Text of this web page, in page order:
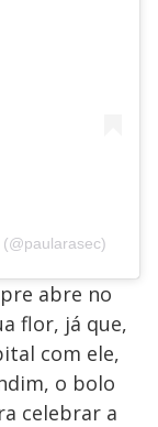
abre no
flor, já que,
com ele,
o bolo
celebrar a